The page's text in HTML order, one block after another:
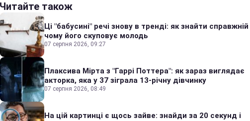
Читайте також
Ці "бабусині" речі знову в тренді: як знайти справжній
чому його скуповує молодь
07 серпня 2026, 09:27
Плаксива Мірта з "Гаррі Поттера": як зараз виглядає
акторка, яка у 37 зіграла 13-річну дівчинку
07 серпня 2026, 08:49
На цій картинці є щось зайве: знайди за 20 секунд і